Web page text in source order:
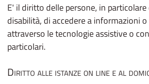
E' il diritto delle persone, in particolare
disabilità, di accedere a informazioni
attraverso le tecnologie assistive o
particolari.
Diritto alle istanze on line e al